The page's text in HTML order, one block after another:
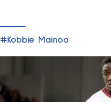
#Kobbie Mainoo